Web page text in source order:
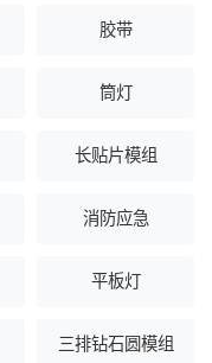
胶带
筒灯
长贴片模组
消防应急
平板灯
三排钻石圆模组